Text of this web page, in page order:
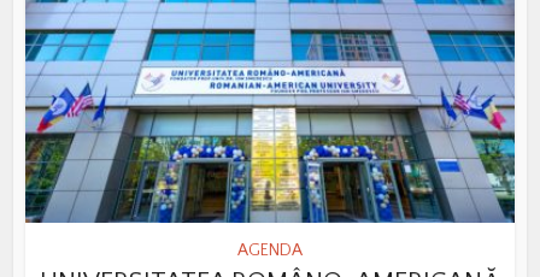
AGENDA